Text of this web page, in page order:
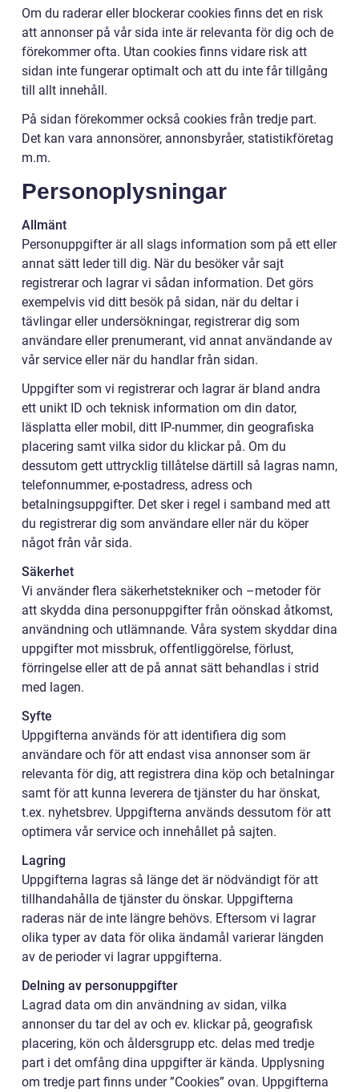
Om du raderar eller blockerar cookies finns det en risk
att annonser på vår sida inte är relevanta för dig och de
förekommer ofta. Utan cookies finns vidare risk att
sidan inte fungerar optimalt och att du inte får tillgång
till allt innehåll.
På sidan förekommer också cookies från tredje part.
Det kan vara annonsörer, annonsbyråer, statistikföretag
m.m.
Personoplysningar
Allmänt
Personuppgifter är all slags information som på ett eller
annat sätt leder till dig. När du besöker vår sajt
registrerar och lagrar vi sådan information. Det görs
exempelvis vid ditt besök på sidan, när du deltar i
tävlingar eller undersökningar, registrerar dig som
användare eller prenumerant, vid annat användande av
vår service eller när du handlar från sidan.
Uppgifter som vi registrerar och lagrar är bland andra
ett unikt ID och teknisk information om din dator,
läsplatta eller mobil, ditt IP-nummer, din geografiska
placering samt vilka sidor du klickar på. Om du
dessutom gett uttrycklig tillåtelse därtill så lagras namn,
telefonnummer, e-postadress, adress och
betalningsuppgifter. Det sker i regel i samband med att
du registrerar dig som användare eller när du köper
något från vår sida.
Säkerhet
Vi använder flera säkerhetstekniker och –metoder för
att skydda dina personuppgifter från oönskad åtkomst,
användning och utlämnande. Våra system skyddar dina
uppgifter mot missbruk, offentliggörelse, förlust,
förringelse eller att de på annat sätt behandlas i strid
med lagen.
Syfte
Uppgifterna används för att identifiera dig som
användare och för att endast visa annonser som är
relevanta för dig, att registrera dina köp och betalningar
samt för att kunna leverera de tjänster du har önskat,
t.ex. nyhetsbrev. Uppgifterna används dessutom för att
optimera vår service och innehållet på sajten.
Lagring
Uppgifterna lagras så länge det är nödvändigt för att
tillhandahålla de tjänster du önskar. Uppgifterna
raderas när de inte längre behövs. Eftersom vi lagrar
olika typer av data för olika ändamål varierar längden
av de perioder vi lagrar uppgifterna.
Delning av personuppgifter
Lagrad data om din användning av sidan, vilka
annonser du tar del av och ev. klickar på, geografisk
placering, kön och åldersgrupp etc. delas med tredje
part i det omfång dina uppgifter är kända. Upplysning
om tredje part finns under ”Cookies” ovan. Uppgifterna